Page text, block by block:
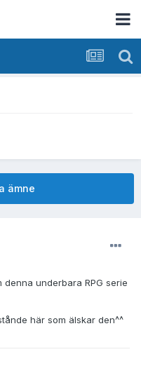
ämne
underbara RPG serie
här som älskar den^^